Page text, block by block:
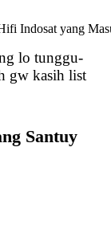
Indosat yang
lo tunggu-
gw kasih list
Santuy